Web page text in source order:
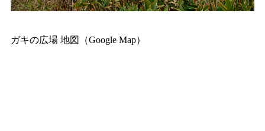
ガキの広場 地図（Google Map）